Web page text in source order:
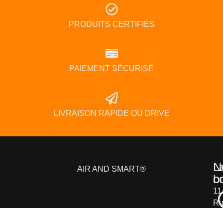
PRODUITS CERTIFIÉS
PAIEMENT SÉCURISÉ
LIVRAISON RAPIDE OU DRIVE
AIR AND SMART®
11